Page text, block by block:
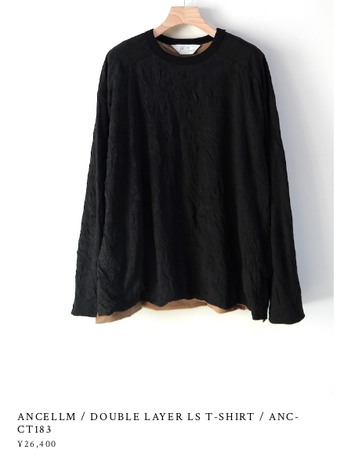
ANCELLM / DOUBLE LAYER LS T-SHIRT / ANC-
CT183
¥26,400